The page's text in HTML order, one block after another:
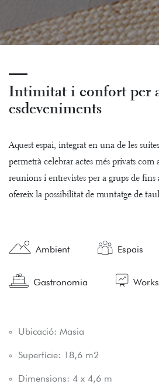
Intimitat i confort per
esdeveniments
Aquest espai, integrat en una de les
permetrà celebrar actes més privats com
reunions i entrevistes per a grups de fins
ofereix la possibilitat de muntatge de
Ambient Espais
Gastronomia
Ubicació: Masia
Superfície: 18,6 m2
Dimensions: 4 x 4,6 m